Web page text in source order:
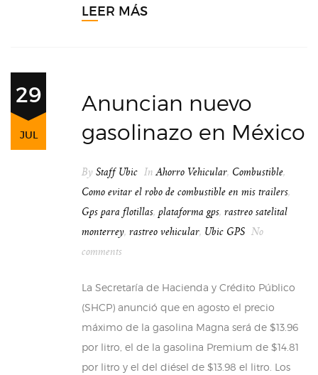
LEER MÁS
29
JUL
Anuncian nuevo
gasolinazo en México
By Staff Ubic InAhorro Vehicular, Combustible,
Como evitar el robo de combustible en mis trailers,
Gps para flotillas, plataforma gps, rastreo satelital
monterrey, rastreo vehicular, Ubic GPS No
comments
La Secretaría de Hacienda y Crédito Público
(SHCP) anunció que en agosto el precio
máximo de la gasolina Magna será de $13.96
por litro, el de la gasolina Premium de $14.81
por litro y el del diésel de $13.98 el litro. Los